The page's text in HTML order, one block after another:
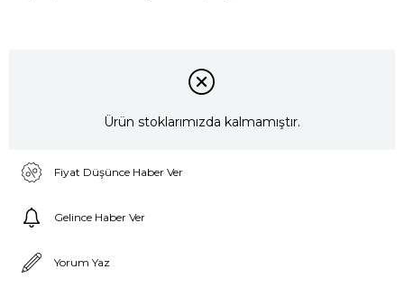
Ürün stoklarımızda kalmamıştır.
Fiyat Düşünce Haber Ver
Gelince Haber Ver
Yorum Yaz